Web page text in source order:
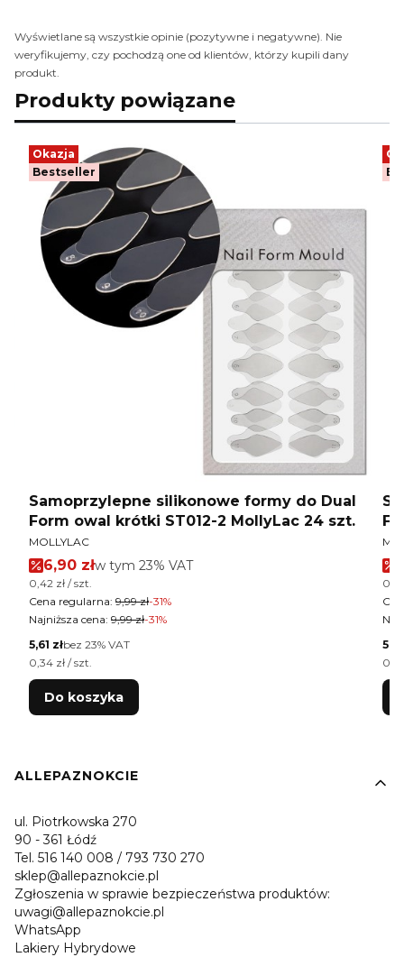
Wyświetlane są wszystkie opinie (pozytywne i negatywne). Nie
weryfikujemy, czy pochodzą one od klientów, którzy kupili dany
produkt.
Produkty powiązane
Okazja
Bestseller
Samoprzylepne silikonowe formy do Dual
Form owal krótki ST012-2 MollyLac 24 szt.
PRODUCENT
MOLLYLAC
Cena promocyjna brutto
6,90 złw tym %s VAT
w tym 23% VAT
Cena jednostkowa brutto
0,42 zł / szt.
Cena regularna: 9,99 zł-31%
Najniższa cena: 9,99 zł-31%
Cena netto
5,61 złbez 23% VAT
Cena jednostkowa netto
0,34 zł / szt.
Do koszyka
Linki w stopce
ALLEPAZNOKCIE
ul. Piotrkowska 270
90 - 361 Łódź
Tel. 516 140 008 / 793 730 270
sklep@allepaznokcie.pl
Zgłoszenia w sprawie bezpieczeństwa produktów:
uwagi@allepaznokcie.pl
WhatsApp
Lakiery Hybrydowe